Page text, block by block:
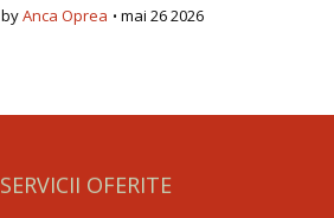
byAnca Oprea mai 26 2026
SERVICII OFERITE